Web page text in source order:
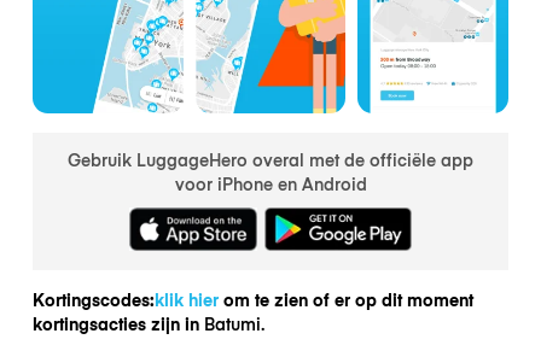
Gebruik LuggageHero overal met de officiële app
voor iPhone en Android
Kortingscodes:klik hierom te zien of er op dit moment
kortingsacties zijn in Batumi.